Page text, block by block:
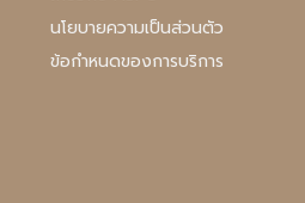
นโยบายความเป็นส่วนตัว
ข้อกำหนดของการบริการ